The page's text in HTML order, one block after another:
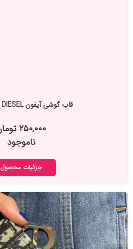
قاب گوشی آیفون DIESEL کد-۱۰۴۵۸۰
۲۵۰,۰۰۰ تومان
ناموجود
جزئیات محصول